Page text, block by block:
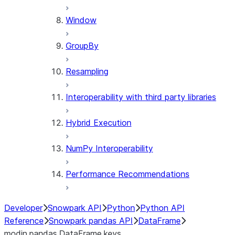
Window
GroupBy
Resampling
Interoperability with third party libraries
Hybrid Execution
NumPy Interoperability
Performance Recommendations
Developer Snowpark API Python Python API
Reference Snowpark pandas API
DataFrame